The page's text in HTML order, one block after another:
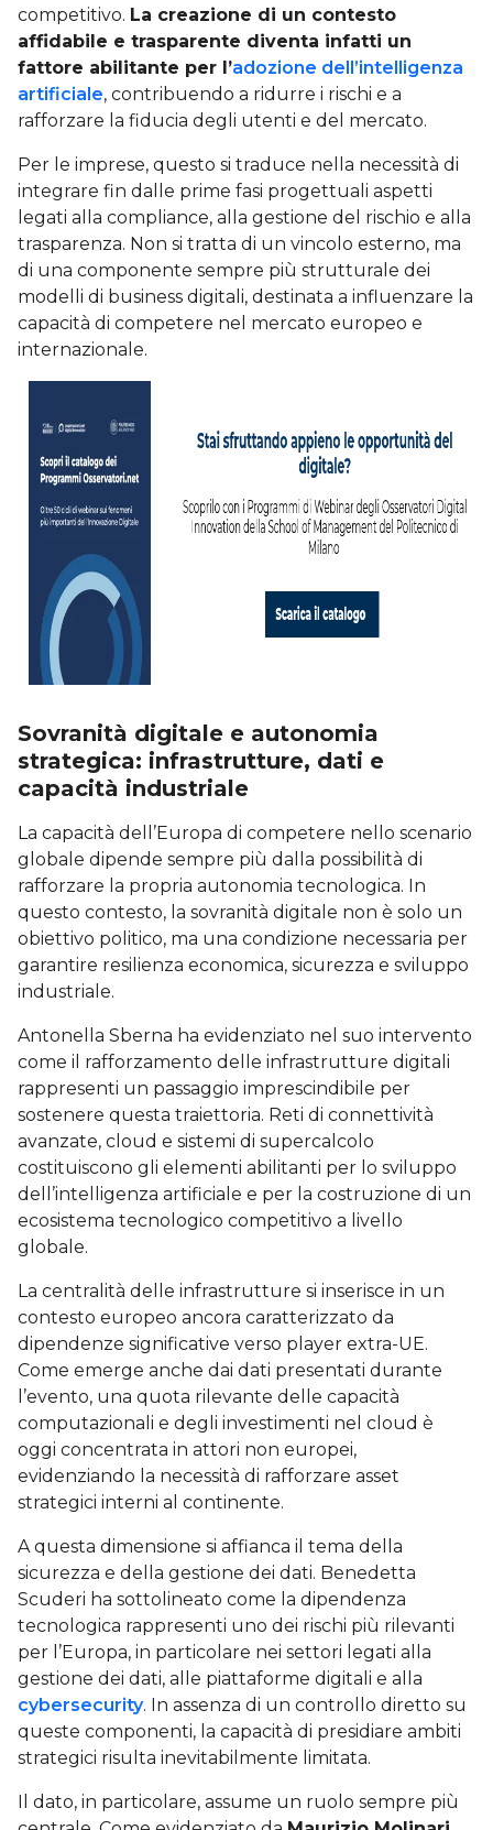
competitivo. La creazione di un contesto
affidabile e trasparente diventa infatti un
fattore abilitante per l’adozione dell’intelligenza
artificiale, contribuendo a ridurre i rischi e a
rafforzare la fiducia degli utenti e del mercato.
Per le imprese, questo si traduce nella necessità di
integrare fin dalle prime fasi progettuali aspetti
legati alla compliance, alla gestione del rischio e alla
trasparenza. Non si tratta di un vincolo esterno, ma
di una componente sempre più strutturale dei
modelli di business digitali, destinata a influenzare la
capacità di competere nel mercato europeo e
internazionale.
Sovranità digitale e autonomia
strategica: infrastrutture, dati e
capacità industriale
La capacità dell’Europa di competere nello scenario
globale dipende sempre più dalla possibilità di
rafforzare la propria autonomia tecnologica. In
questo contesto, la sovranità digitale non è solo un
obiettivo politico, ma una condizione necessaria per
garantire resilienza economica, sicurezza e sviluppo
industriale.
Antonella Sberna ha evidenziato nel suo intervento
come il rafforzamento delle infrastrutture digitali
rappresenti un passaggio imprescindibile per
sostenere questa traiettoria. Reti di connettività
avanzate, cloud e sistemi di supercalcolo
costituiscono gli elementi abilitanti per lo sviluppo
dell’intelligenza artificiale e per la costruzione di un
ecosistema tecnologico competitivo a livello
globale.
La centralità delle infrastrutture si inserisce in un
contesto europeo ancora caratterizzato da
dipendenze significative verso player extra-UE.
Come emerge anche dai dati presentati durante
l’evento, una quota rilevante delle capacità
computazionali e degli investimenti nel cloud è
oggi concentrata in attori non europei,
evidenziando la necessità di rafforzare asset
strategici interni al continente.
A questa dimensione si affianca il tema della
sicurezza e della gestione dei dati. Benedetta
Scuderi ha sottolineato come la dipendenza
tecnologica rappresenti uno dei rischi più rilevanti
per l’Europa, in particolare nei settori legati alla
gestione dei dati, alle piattaforme digitali e alla
cybersecurity. In assenza di un controllo diretto su
queste componenti, la capacità di presidiare ambiti
strategici risulta inevitabilmente limitata.
Il dato, in particolare, assume un ruolo sempre più